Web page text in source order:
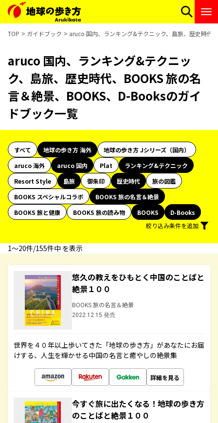
TOP ガイドブック aruco 国内、ランキング&テクニック、島旅、歴史時代
aruco 国内、ランキング&テクニッ
ク、島旅、歴史時代、BOOKS 旅の名
言＆絶景、BOOKS、D-Booksのガイ
ドブック一覧
すべて 地球の歩き方 海外
地球の歩き方 Jシリーズ（国内）
aruco 海外
aruco 国内 Plat
ランキング&テクニック
Resort Style
島旅 御朱印 歴史時代
旅の図鑑
BOOKS スペシャルコラボ
BOOKS 旅の名言＆絶景
BOOKS 旅と健康
BOOKS 旅の読み物 BOOKS
D-Books
絞り込み条件を追加
1〜20件/155件中 を表示
悠久の教えをひもとく中国のことばと
絶景１００
BOOKS 旅の名言＆絶景
2022.12.15 発売
世界を４０年以上歩いてきた「地球の歩き方」があなたにお届
けする、人生を輝かせる中国の名言と癒やしの絶景集
詳細を見る
今すぐ旅に出たくなる！地球の歩き方
のことばと絶景１００